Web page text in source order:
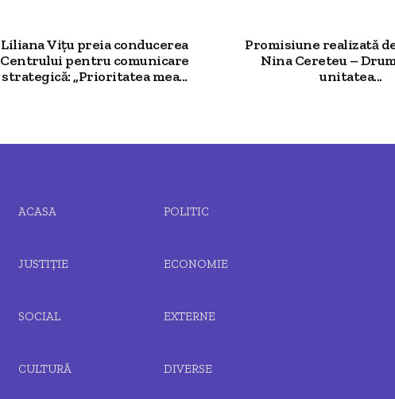
Liliana Vițu preia conducerea
Centrului pentru comunicare
strategică: „Prioritatea mea...
Promisiune realizată
Nina Cereteu –
unitatea...
ACASA POLITIC
JUSTIȚIE ECONOMIE
SOCIAL EXTERNE
CULTURĂ DIVERSE